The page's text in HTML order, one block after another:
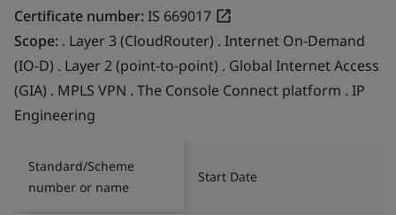
Certificate number:IS 669017
Scope: . Layer 3 (CloudRouter) . Internet On-Demand
(IO-D) . Layer 2 (point-to-point) . Global Internet Access
(GIA) . MPLS VPN . The Console Connect platform . IP
Engineering
Standard/Scheme
number or name
Start Date